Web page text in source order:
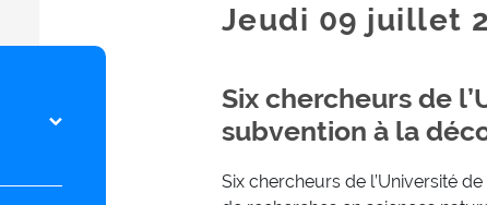
Jeudi 09 juillet
Six chercheurs de
subvention à la
Six chercheurs de l’Université